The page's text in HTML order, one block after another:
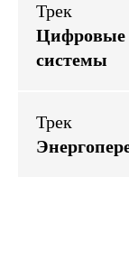
Трек
Цифровые
системы
Трек